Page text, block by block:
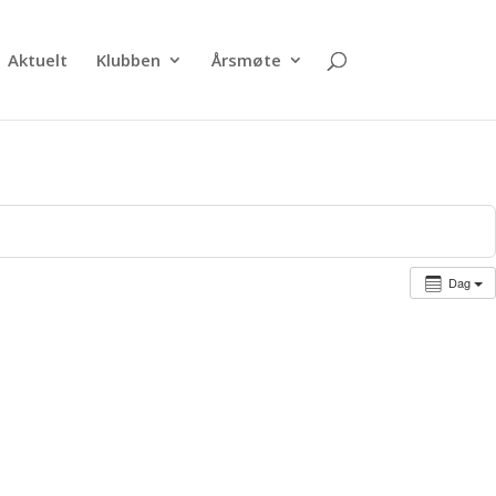
Aktuelt Klubben Årsmøte
Dag